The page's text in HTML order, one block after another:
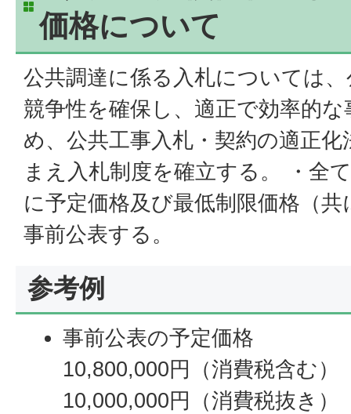
価格について
公共調達に係る入札については
競争性を確保し、適正で効率的
め、公共工事入札・契約の適正
まえ入札制度を確立する。 ・全
に予定価格及び最低制限価格（
事前公表する。
参考例
事前公表の予定価格
10,800,000円（消費税含む）
10,000,000円（消費税抜き）